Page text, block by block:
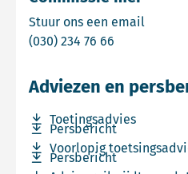
Stuur ons een email
(030) 234 76 66
Adviezen en
Toetingsadvies
Download bestand
Persbericht
Download bestand
Voorlopig
Download bestand
Persbericht
Download bestand